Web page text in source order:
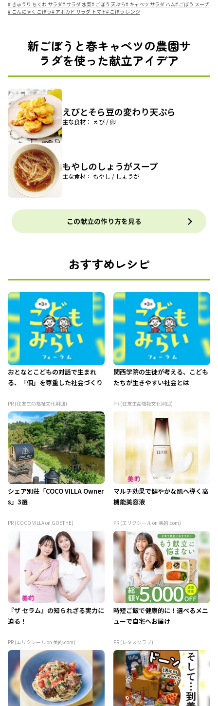
# きゅうり ちくわ サラダ# サラダ 水菜# ごぼう 天ぷら# キャベツ サラダ ハム# ごぼう スープ
# こんにゃく ごぼう# アボカド サラダ トマト# ごぼう レンジ
新ごぼうと春キャベツの農園サ
ラダを使った献立アイデア
えびとそら豆の変わり天ぷら
主な食材： えび / 卵
もやしのしょうがスープ
主な食材： もやし / しょうが
この献立の作り方を見る
おすすめレシピ
おとなとこどもの対話で生まれ
る、「個」を尊重した社会づくり
PR (住友生命福祉文化財団)
関西学院の生徒が考える、こども
たちが生きやすい社会とは
PR (住友生命福祉文化財団)
シェア別荘「COCO VILLA Owner
s」3選
PR (COCO VILLA on GOETHE)
マルチ効果で健やかな肌へ導く高
機能美容液
PR (エリクシール on 美的.com)
『ザ セラム』の知られざる実力に
迫る！
PR (エリクシール on 美的.com)
時短ご飯で健康的に！選べるメニ
ューで自宅へお届け
PR (レタスクラブ)